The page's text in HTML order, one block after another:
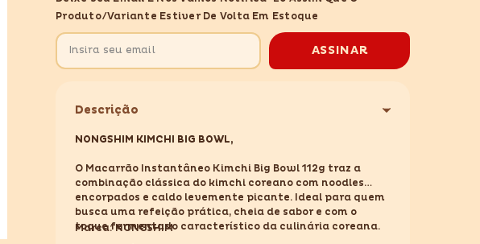
BIG
100GR
BIG
100GR
Produto/variante Estiver De Volta Em Estoque
ASSINAR
Descrição
NONGSHIM KIMCHI BIG BOWL,
O Macarrão Instantâneo Kimchi Big Bowl 112g traz a
combinação clássica do kimchi coreano com noodles
encorpados e caldo levemente picante. Ideal para quem
busca uma refeição prática, cheia de sabor e com o
toque fermentado característico da culinária coreana.
Marca: NONGSHIM